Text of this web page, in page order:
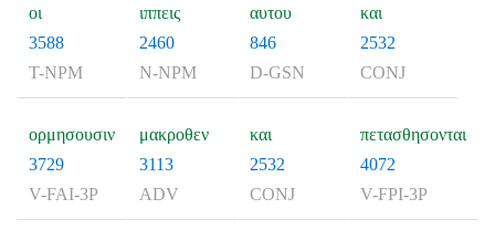
οι
3588
T-NPM
ιππεις
2460
N-NPM
αυτου
846
D-GSN
και
2532
CONJ
ορμησουσιν
3729
V-FAI-3P
μακροθεν
3113
ADV
και
2532
CONJ
πετασθησονται
4072
V-FPI-3P